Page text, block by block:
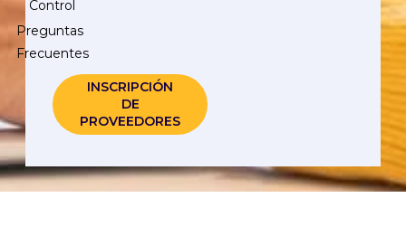
Control
Preguntas
Frecuentes
INSCRIPCIÓN
DE
PROVEEDORES